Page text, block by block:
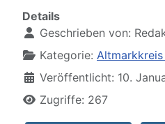
Details
Geschrieben von:
Kategorie: Altmarkkreis
Veröffentlicht: 10.
Zugriffe: 267